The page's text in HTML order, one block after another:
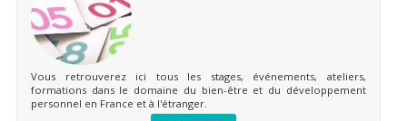
Vous retrouverez ici tous les stages, événements, ateliers,
formations dans le domaine du bien-être et du développement
personnel en France et à l'étranger.